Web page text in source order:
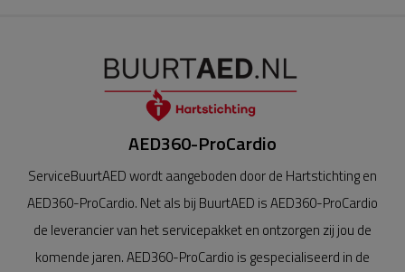
AED360-ProCardio
ServiceBuurtAED wordt aangeboden door de Hartstichting en
AED360-ProCardio. Net als bij BuurtAED is AED360-ProCardio
de leverancier van het servicepakket en ontzorgen zij jou de
komende jaren. AED360-ProCardio is gespecialiseerd in de